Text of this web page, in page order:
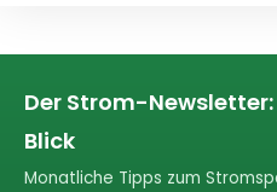
Der Strom-
Blick
Monatliche Tipps zum